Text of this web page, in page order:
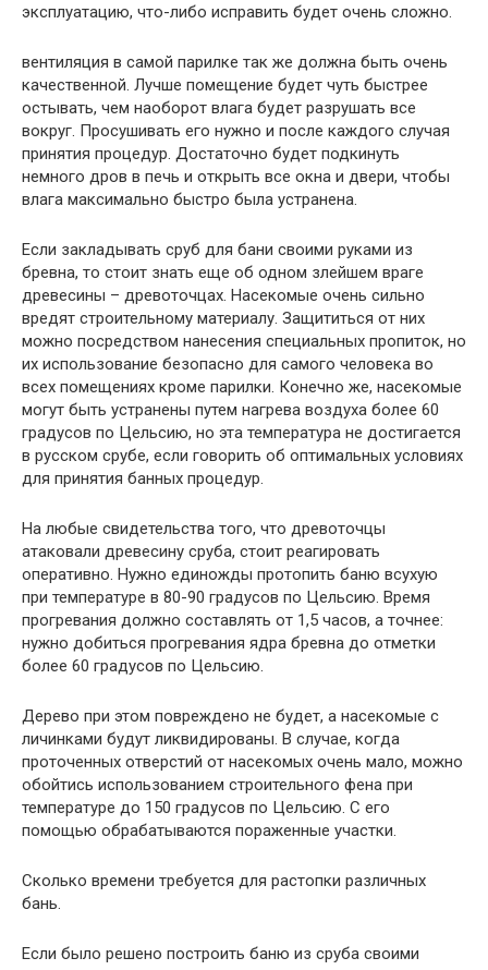
эксплуатацию, что-либо исправить будет очень сложно.
вентиляция в самой парилке так же должна быть очень
качественной. Лучше помещение будет чуть быстрее
остывать, чем наоборот влага будет разрушать все
вокруг. Просушивать его нужно и после каждого случая
принятия процедур. Достаточно будет подкинуть
немного дров в печь и открыть все окна и двери, чтобы
влага максимально быстро была устранена.
Если закладывать сруб для бани своими руками из
бревна, то стоит знать еще об одном злейшем враге
древесины – древоточцах. Насекомые очень сильно
вредят строительному материалу. Защититься от них
можно посредством нанесения специальных пропиток, но
их использование безопасно для самого человека во
всех помещениях кроме парилки. Конечно же, насекомые
могут быть устранены путем нагрева воздуха более 60
градусов по Цельсию, но эта температура не достигается
в русском срубе, если говорить об оптимальных условиях
для принятия банных процедур.
На любые свидетельства того, что древоточцы
атаковали древесину сруба, стоит реагировать
оперативно. Нужно единожды протопить баню всухую
при температуре в 80-90 градусов по Цельсию. Время
прогревания должно составлять от 1,5 часов, а точнее:
нужно добиться прогревания ядра бревна до отметки
более 60 градусов по Цельсию.
Дерево при этом повреждено не будет, а насекомые с
личинками будут ликвидированы. В случае, когда
проточенных отверстий от насекомых очень мало, можно
обойтись использованием строительного фена при
температуре до 150 градусов по Цельсию. С его
помощью обрабатываются пораженные участки.
Сколько времени требуется для растопки различных
бань.
Если было решено построить баню из сруба своими